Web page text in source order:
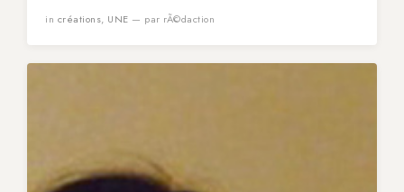
in créations, UNE — par rÃ©daction